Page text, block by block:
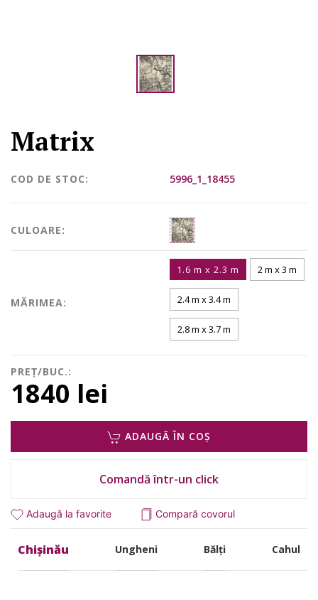
Matrix
COD DE STOC: 5996_1_18455
CULOARE:
MĂRIMEA:
1.6 m x 2.3 m 2 m x 3 m
2.4 m x 3.4 m
2.8 m x 3.7 m
PREȚ/BUC.:
1840 lei
ADAUGĂ ÎN COȘ
Comandă într-un click
Adaugă la favorite Compară covorul
Chișinău Ungheni Bălți Cahul